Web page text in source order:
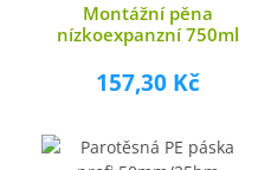
Montážní pěna
nízkoexpanzní 750ml
157,30 Kč